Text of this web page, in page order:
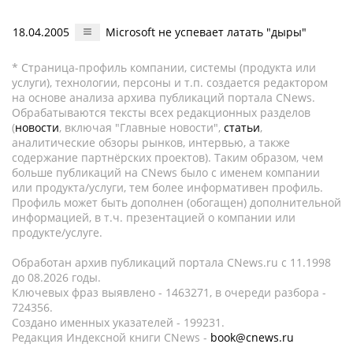
18.04.2005 Microsoft не успевает латать "дыры"
* Страница-профиль компании, системы (продукта или
услуги), технологии, персоны и т.п. создается редактором
на основе анализа архива публикаций портала CNews.
Обрабатываются тексты всех редакционных разделов
(новости, включая "Главные новости", статьи,
аналитические обзоры рынков, интервью, а также
содержание партнёрских проектов). Таким образом, чем
больше публикаций на CNews было с именем компании
или продукта/услуги, тем более информативен профиль.
Профиль может быть дополнен (обогащен) дополнительной
информацией, в т.ч. презентацией о компании или
продукте/услуге.
Обработан архив публикаций портала CNews.ru c 11.1998
до 08.2026 годы.
Ключевых фраз выявлено - 1463271, в очереди разбора -
724356.
Создано именных указателей - 199231.
Редакция Индексной книги CNews - book@cnews.ru